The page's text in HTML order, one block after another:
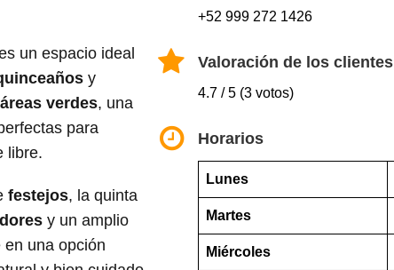
un espacio ideal
y
áreas verdes, una
para
libre.
festejos, la quinta
y un amplio
en una opción
+52 999 272 1426
Valoración de los clientes
4.7 / 5 (3 votos)
Horarios
Lunes
Martes
Miércoles